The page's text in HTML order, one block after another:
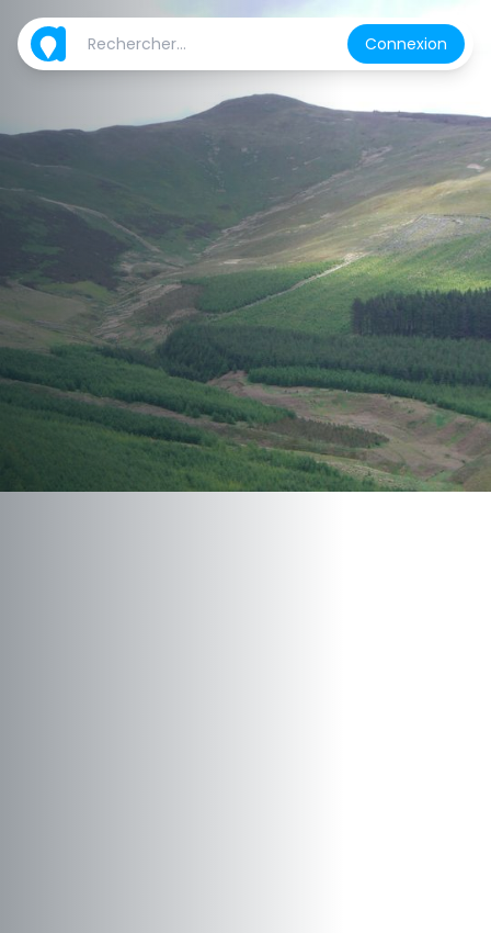
Connexion